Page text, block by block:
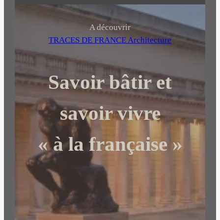
r
c
h
r
A découvrir
TRACES DE FRANCE Architecture
Savoir bâtir et
savoir vivre
« à la française »